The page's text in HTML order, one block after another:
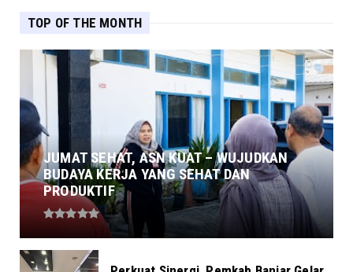
TOP OF THE MONTH
JUMAT SEHAT, ASN KUAT – WUJUDKAN
BUDAYA KERJA YANG SEHAT DAN
PRODUKTIF